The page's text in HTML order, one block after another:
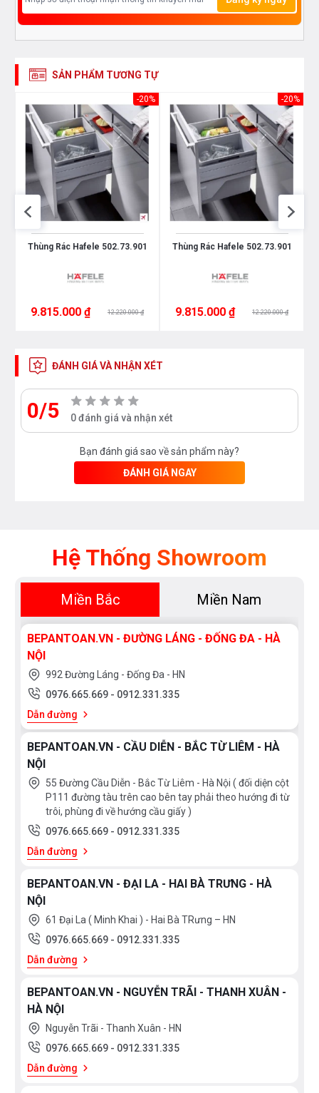
SẢN PHẨM TƯƠNG TỰ
-20%
Thùng Rác Hafele 502.73.901
9.815.000 ₫ 12.220.000 ₫
-20%
Thùng Rác Hafele 502.73.901
9.815.000 ₫ 12.220.000 ₫
ĐÁNH GIÁ VÀ NHẬN XÉT
0/5 0 đánh giá và nhận xét
Bạn đánh giá sao về sản phẩm này?
ĐÁNH GIÁ NGAY
Hệ Thống Showroom
Miền Bắc Miền Nam
BEPANTOAN.VN - ĐƯỜNG LÁNG - ĐỐNG ĐA - HÀ
NỘI
992 Đường Láng - Đống Đa - HN
0976.665.669 - 0912.331.335
Dẫn đường
BEPANTOAN.VN - CẦU DIỄN - BẮC TỪ LIÊM - HÀ
NỘI
55 Đường Cầu Diễn - Bắc Từ Liêm - Hà Nội ( đối diện cột
P111 đường tàu trên cao bên tay phải theo hướng đi từ
trôi, phùng đi về hướng cầu giấy )
0976.665.669 - 0912.331.335
Dẫn đường
BEPANTOAN.VN - ĐẠI LA - HAI BÀ TRƯNG - HÀ
NỘI
61 Đại La ( Minh Khai ) - Hai Bà TRưng – HN
0976.665.669 - 0912.331.335
Dẫn đường
BEPANTOAN.VN - NGUYỄN TRÃI - THANH XUÂN -
HÀ NỘI
Nguyễn Trãi - Thanh Xuân - HN
0976.665.669 - 0912.331.335
Dẫn đường